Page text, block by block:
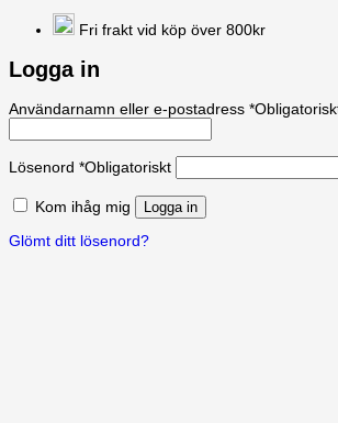
Fri frakt vid köp över 800kr
Logga in
Användarnamn eller e-postadress *
Lösenord *Obligatoriskt
Kom ihåg mig Logga in
Glömt ditt lösenord?